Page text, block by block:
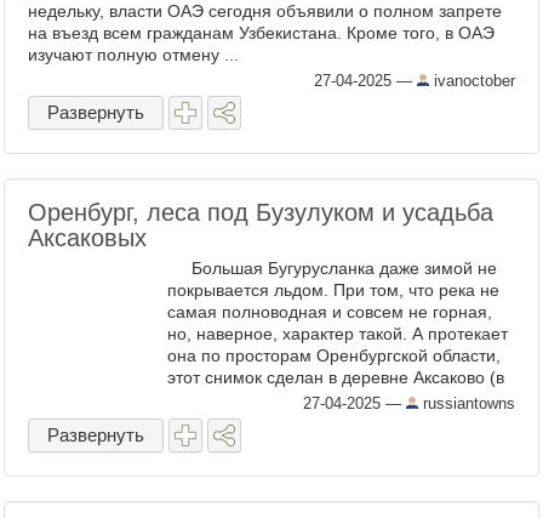
недельку, власти ОАЭ сегодня объявили о полном запрете
на въезд всем гражданам Узбекистана. Кроме того, в ОАЭ
изучают полную отмену ...
27-04-2025 — ivanoctober
Развернуть
Оренбург, леса под Бузулуком и усадьба
Аксаковых
Большая Бугурусланка даже зимой не
покрывается льдом. При том, что река не
самая полноводная и совсем не горная,
но, наверное, характер такой. А протекает
она по просторам Оренбургской области,
этот снимок сделан в деревне Аксаково (в
родовой усадьбе Сергея ...
27-04-2025 — russiantowns
Развернуть